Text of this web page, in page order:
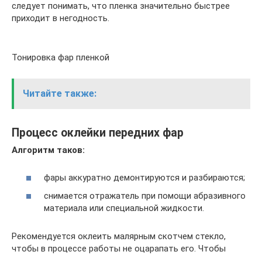
следует понимать, что пленка значительно быстрее
приходит в негодность.
Тонировка фар пленкой
Читайте также:
Процесс оклейки передних фар
Алгоритм таков:
фары аккуратно демонтируются и разбираются;
снимается отражатель при помощи абразивного
материала или специальной жидкости.
Рекомендуется оклеить малярным скотчем стекло,
чтобы в процессе работы не оцарапать его. Чтобы